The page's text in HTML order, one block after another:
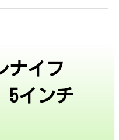
ナイフ
5インチ